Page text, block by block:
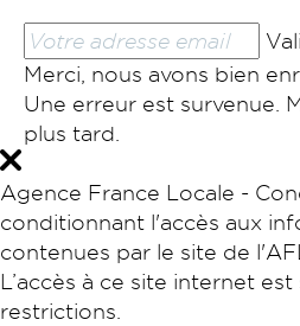
Merci, nous avons bien
Une erreur est survenue.
plus tard.
Agence France Locale -
conditionnant l'accès aux
contenues par le site de l'AFL
L’accès à ce site internet
restrictions.